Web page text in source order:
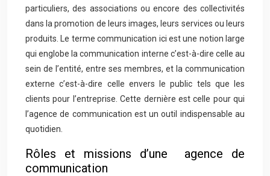
particuliers, des associations ou encore des collectivités
dans la promotion de leurs images, leurs services ou leurs
produits. Le terme communication ici est une notion large
qui englobe la communication interne c’est-à-dire celle au
sein de l’entité, entre ses membres, et la communication
externe c’est-à-dire celle envers le public tels que les
clients pour l’entreprise. Cette dernière est celle pour qui
l’agence de communication est un outil indispensable au
quotidien.
Rôles et missions d’une agence de
communication